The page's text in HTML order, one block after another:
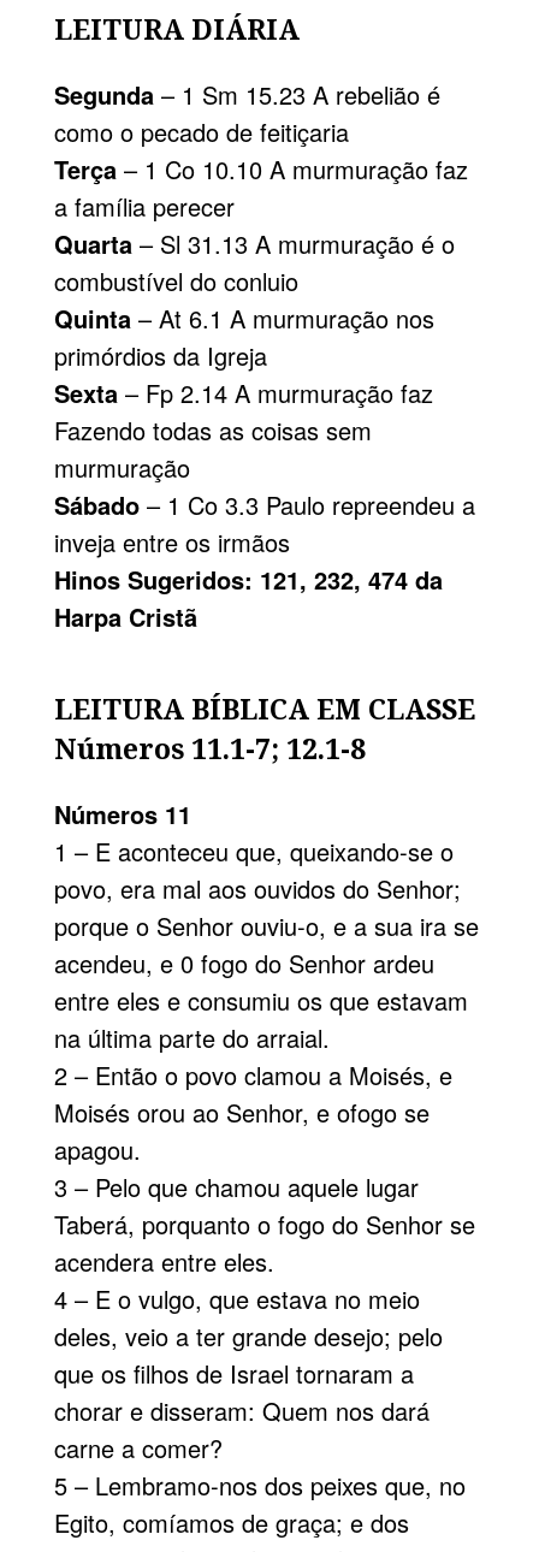
LEITURA DIÁRIA
Segunda – 1 Sm 15.23 A rebelião é
como o pecado de feitiçaria
Terça – 1 Co 10.10 A murmuração faz
a família perecer
Quarta – Sl 31.13 A murmuração é o
combustível do conluio
Quinta – At 6.1 A murmuração nos
primórdios da Igreja
Sexta – Fp 2.14 A murmuração faz
Fazendo todas as coisas sem
murmuração
Sábado – 1 Co 3.3 Paulo repreendeu a
inveja entre os irmãos
Hinos Sugeridos: 121, 232, 474 da
Harpa Cristã
LEITURA BÍBLICA EM CLASSE
Números 11.1-7; 12.1-8
Números 11
1 – E aconteceu que, queixando-se o
povo, era mal aos ouvidos do Senhor;
porque o Senhor ouviu-o, e a sua ira se
acendeu, e 0 fogo do Senhor ardeu
entre eles e consumiu os que estavam
na última parte do arraial.
2 – Então o povo clamou a Moisés, e
Moisés orou ao Senhor, e ofogo se
apagou.
3 – Pelo que chamou aquele lugar
Taberá, porquanto o fogo do Senhor se
acendera entre eles.
4 – E o vulgo, que estava no meio
deles, veio a ter grande desejo; pelo
que os filhos de Israel tornaram a
chorar e disseram: Quem nos dará
carne a comer?
5 – Lembramo-nos dos peixes que, no
Egito, comíamos de graça; e dos